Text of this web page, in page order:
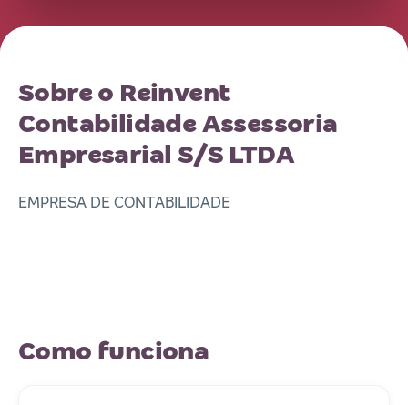
Sobre o Reinvent
Contabilidade Assessoria
Empresarial S/S LTDA
EMPRESA DE CONTABILIDADE
Como funciona